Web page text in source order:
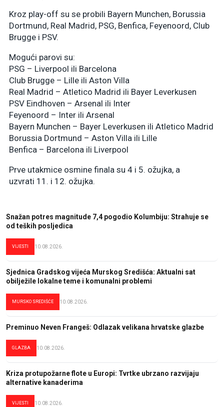
Kroz play-off su se probili Bayern Munchen, Borussia
Dortmund, Real Madrid, PSG, Benfica, Feyenoord, Club
Brugge i PSV.
Mogući parovi su:
PSG – Liverpool ili Barcelona
Club Brugge – Lille ili Aston Villa
Real Madrid – Atletico Madrid ili Bayer Leverkusen
PSV Eindhoven – Arsenal ili Inter
Feyenoord – Inter ili Arsenal
Bayern Munchen – Bayer Leverkusen ili Atletico Madrid
Borussia Dortmund – Aston Villa ili Lille
Benfica – Barcelona ili Liverpool
Prve utakmice osmine finala su 4 i 5. ožujka, a
uzvrati 11. i 12. ožujka.
Snažan potres magnitude 7,4 pogodio Kolumbiju: Strahuje se
od teških posljedica
VIJESTI 10.08.2026.
Sjednica Gradskog vijeća Murskog Središća: Aktualni sat
obilježile lokalne teme i komunalni problemi
MURSKO SREDIŠĆE 10.08.2026.
Preminuo Neven Frangeš: Odlazak velikana hrvatske glazbe
GLAZBA 10.08.2026.
Kriza protupožarne flote u Europi: Tvrtke ubrzano razvijaju
alternative kanaderima
VIJESTI 10.08.2026.